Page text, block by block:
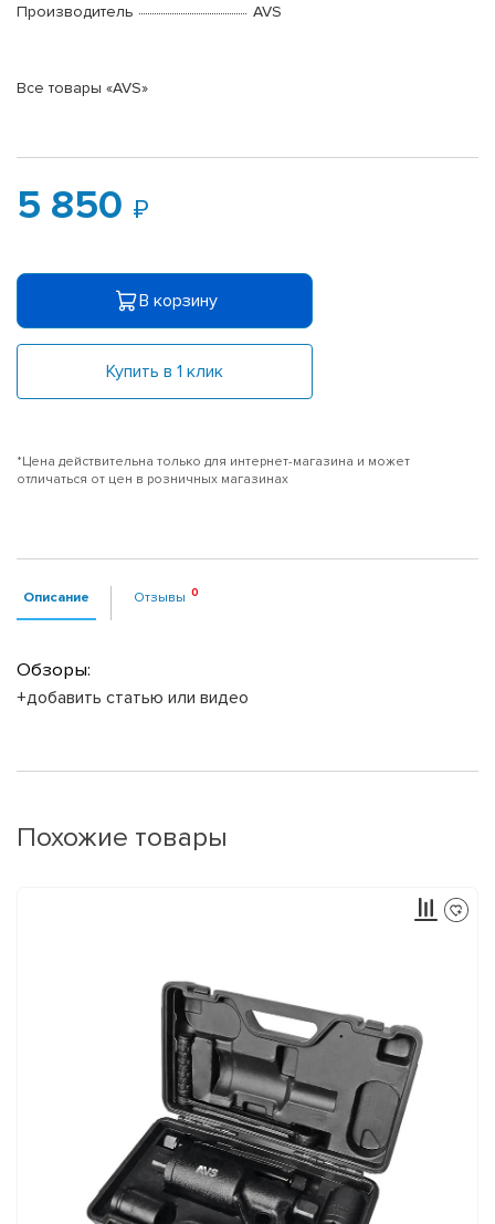
Производитель
AVS
Все товары «AVS»
5 850
В корзину
Купить в 1 клик
*Цена действительна только для интернет-магазина и может
отличаться от цен в розничных магазинах
Описание Отзывы
Обзоры:
+добавить статью или видео
Похожие товары